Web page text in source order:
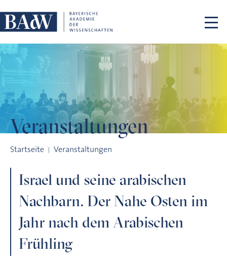
Veranstaltungen
Startseite Veranstaltungen
Israel und seine arabischen
Nachbarn. Der Nahe Osten im
Jahr nach dem Arabischen
Frühling